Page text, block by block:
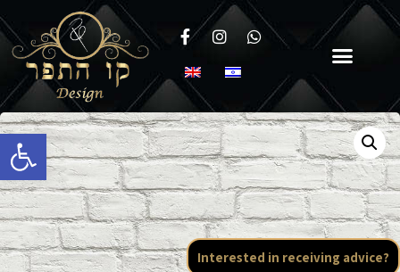
Open toolbar
Interested in receiving advice?